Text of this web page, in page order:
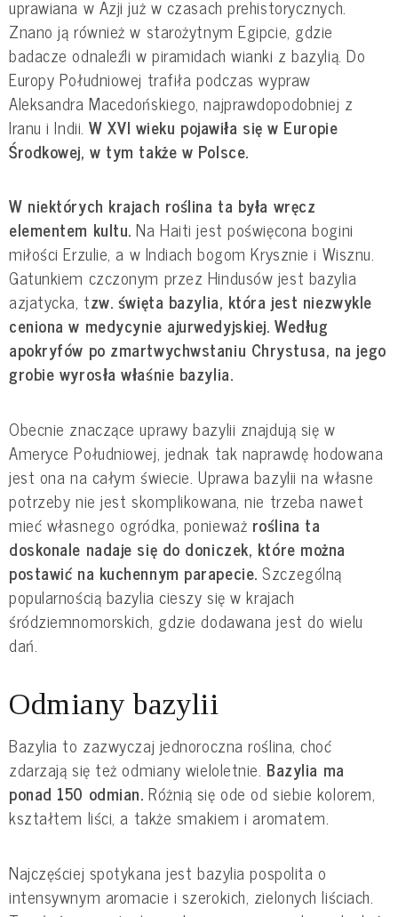
uprawiana w Azji już w czasach prehistorycznych.
Znano ją również w starożytnym Egipcie, gdzie
badacze odnaleźli w piramidach wianki z bazylią. Do
Europy Południowej trafiła podczas wypraw
Aleksandra Macedońskiego, najprawdopodobniej z
Iranu i Indii. W XVI wieku pojawiła się w Europie
Środkowej, w tym także w Polsce.
W niektórych krajach roślina ta była wręcz
elementem kultu. Na Haiti jest poświęcona bogini
miłości Erzulie, a w Indiach bogom Krysznie i Wisznu.
Gatunkiem czczonym przez Hindusów jest bazylia
azjatycka, tzw. święta bazylia, która jest niezwykle
ceniona w medycynie ajurwedyjskiej. Według
apokryfów po zmartwychwstaniu Chrystusa, na jego
grobie wyrosła właśnie bazylia.
Obecnie znaczące uprawy bazylii znajdują się w
Ameryce Południowej, jednak tak naprawdę hodowana
jest ona na całym świecie. Uprawa bazylii na własne
potrzeby nie jest skomplikowana, nie trzeba nawet
mieć własnego ogródka, ponieważ roślina ta
doskonale nadaje się do doniczek, które można
postawić na kuchennym parapecie. Szczególną
popularnością bazylia cieszy się w krajach
śródziemnomorskich, gdzie dodawana jest do wielu
dań.
Odmiany bazylii
Bazylia to zazwyczaj jednoroczna roślina, choć
zdarzają się też odmiany wieloletnie. Bazylia ma
ponad 150 odmian. Różnią się ode od siebie kolorem,
kształtem liści, a także smakiem i aromatem.
Najczęściej spotykana jest bazylia pospolita o
intensywnym aromacie i szerokich, zielonych liściach.